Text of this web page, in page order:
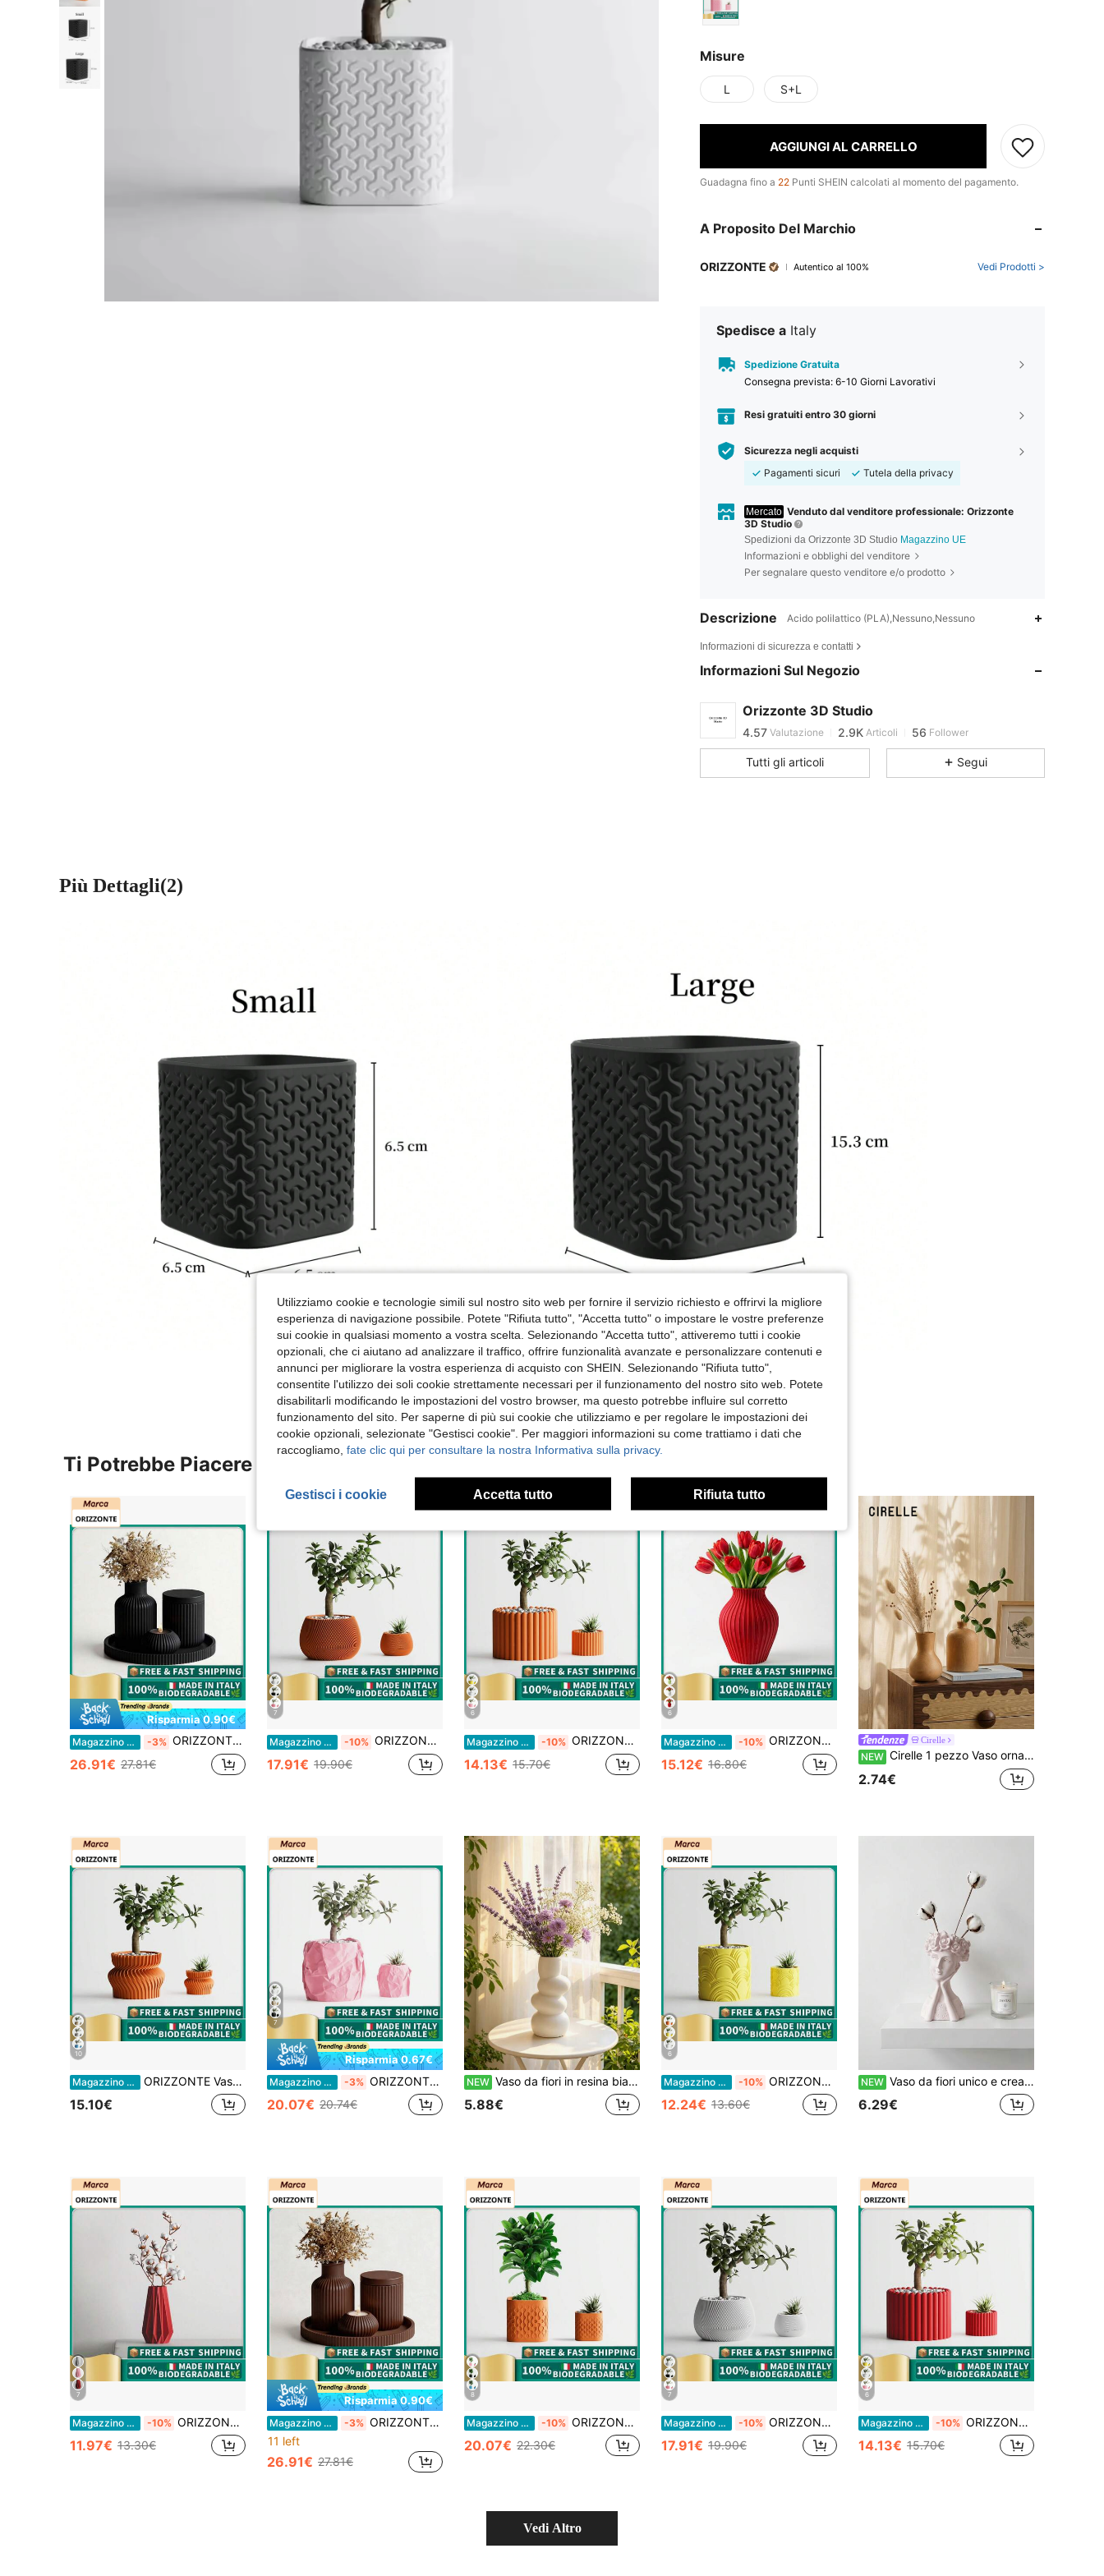
Misure
L S+L
AGGIUNGI AL CARRELLO
Guadagna fino a 22 Punti SHEIN calcolati al momento del pagamento.
A Proposito Del Marchio
ORIZZONTE Autentico al 100% Vedi Prodotti >
Spedisce a Italy
Spedizione Gratuita
Consegna prevista: 6-10 Giorni Lavorativi
Resi gratuiti entro 30 giorni
Sicurezza negli acquisti
Pagamenti sicuri
Tutela della privacy
Mercato Venduto dal venditore professionale: Orizzonte
3D Studio
Spedizioni da Orizzonte 3D Studio Magazzino UE
Informazioni e obblighi del venditore
Per segnalare questo venditore e/o prodotto
Descrizione Acido polilattico (PLA),Nessuno,Nessuno
Informazioni di sicurezza e contatti
Informazioni Sul Negozio
Orizzonte 3D Studio
4.57
2.9K
4.57 Valutazione 2.9K Articoli 56 Follower
4.57
4.57
2.9K
56
Tutti gli articoli Segui
Più Dettagli(2)
Ti Potrebbe Piacere
Risparmia 0.90€
Magazzino EU -3% ORIZZONTE Vaso, Contenitore con Coperchio, Porta Candela e Vassoio – 4 Pezzi – Set Decorativo Moderno con Texture Rigata Verticale – Design Minimal Architettonico per Casa/Ufficio – 100% Made in Italy, Spedizione dall'Italia
26.91€ 27.81€
7
Magazzino EU -10% ORIZZONTE Vaso decorativo moderno con texture a torsione unica– Design Geometrico per Piante, Cactus, Bonsai – Idea Regalo Casa/Ufficio – Disponibile in 2 Misure – 100% Made in Italy, Spedizione dall'Italia
17.91€ 19.90€
6
Magazzino EU -10% ORIZZONTE Vaso Decorativo Moderno con Texture a Canne Verticali – Texture a Staccionata Moderna – Design Creativo per Piante, Cactus, Bonsai – Idea Regalo Casa/Ufficio – Disponibile in 2 Misure – 100% Made in Italy, Spedizione dall'Italia
14.13€ 15.70€
6
Magazzino EU -10% ORIZZONTE Vaso Decorativo a Forma Ovoide con Texture Rigata Verticale – Design Classico Elegante per Fiori, Rami, Piante Artificial – Idea Regalo per Casa/Ufficio – 100% Made in Italy, Spedizione dall'Italia
15.12€ 16.80€
Cirelle
NEW Cirelle 1 pezzo Vaso ornamentale in stile vintage in legno massiccio, piccolo, per composizioni di fiori secchi, vaso non smaltato, decorazione per auto, decorazione per balcone, giocattolo, artigianato da scrivania per ufficio, può essere utilizzato come regalo ricordo
2.74€
10
Magazzino EU ORIZZONTE Vaso Decorativo Moderno con Struttura a Spirale Intrecciata – Design Minimal Dinamico per Piante, Cactus, Bonsai – Idea Regalo Casa/Ufficio – Disponibile in 2 Misure – 100% Made in Italy, Spedizione dall'Italia
15.10€
7
Risparmia 0.67€
Magazzino EU -3% ORIZZONTE Vaso Design Carta Stropicciata Rotondo – Vaso Decorativo Moderno per Piante, Succulente ed Erbe – Elegante e Artistico – Disponibile in 2 Misure – 100% Made in Italy
20.07€ 20.74€
NEW Vaso da fiori in resina bianca con bolle impilate, contenitore floreale dall'estetica moderna, decorazione, decorazione per la casa, decorazione per la scrivania, decorazione per l'ufficio, decorazione per la mensola, decorazione per il tavolo, decorazione da tavolo per camera da letto e soggiorno, adatto per fiori secchi & freschi, regalo ideale per il riscaldamento della casa
5.88€
6
Magazzino EU -10% ORIZZONTE Vaso decorativo con motivo nuvola moderna, Design specifico per piante verdi/cactus/bonsai ,Stile minimalista e creativo,Ideale per arredamento casa/ufficio e come regalo ,Disponibile in due dimensioni,100% Made in Italy, Spedizione dall'Italia
12.24€ 13.60€
NEW Vaso da fiori unico e creativo a forma di volto femminile, statua femminile estetica per fiori secchi, statua femminile con mani che sostengono il mento, decorazione per la casa in stile bohémien, vaso da scrivania creativo, vaso per consolle all'ingresso, regalo pensieroso per lei
6.29€
7
Magazzino EU -10% ORIZZONTE Vase Big Ribs Triangle – Scultura Geometrica Moderna, Arredo decorativo per interni, 14.1*14.1*25cm, 100% Made in Italy, Spedizione dall'Italia
11.97€ 13.30€
Risparmia 0.90€
Magazzino EU -3% ORIZZONTE Vaso, Contenitore con Coperchio, Porta Candela e Vassoio – 4 Pezzi – Set Decorativo Moderno con Texture Rigata Verticale – Design Minimal Architettonico per Casa/Ufficio – 100% Made in Italy, Spedizione dall'Italia
11 left
26.91€ 27.81€
8
Magazzino EU -10% ORIZZONTE Vaso Decorativo Moderno con Texture a Gocce Incise fluide – Design Minimal Creativo per Piante, Cactus, Bonsai – Idea Regalo Casa/Ufficio – Disponibile in 2 Misure – 100% Made in Italy, Spedizione dall'Italia
20.07€ 22.30€
7
Magazzino EU -10% ORIZZONTE Vaso decorativo moderno con texture a torsione unica– Design Geometrico per Piante, Cactus, Bonsai – Idea Regalo Casa/Ufficio – Disponibile in 2 Misure – 100% Made in Italy, Spedizione dall'Italia
17.91€ 19.90€
6
Magazzino EU -10% ORIZZONTE Vaso Decorativo Moderno con Texture a Canne Verticali – Texture a Staccionata Moderna – Design Creativo per Piante, Cactus, Bonsai – Idea Regalo Casa/Ufficio – Disponibile in 2 Misure – 100% Made in Italy, Spedizione dall'Italia
14.13€ 15.70€
Vedi Altro
Utilizziamo cookie e tecnologie simili sul nostro sito web per fornire il servizio richiesto e offrirvi la migliore
esperienza di navigazione possibile. Potete "Rifiuta tutto", "Accetta tutto" o impostare le vostre preferenze
sui cookie in qualsiasi momento a vostra scelta. Selezionando "Accetta tutto", attiveremo tutti i cookie
opzionali, che ci aiutano ad analizzare il traffico, offrire funzionalità avanzate e personalizzare contenuti e
annunci per migliorare la vostra esperienza di acquisto con SHEIN. Selezionando "Rifiuta tutto",
consentite l'utilizzo dei soli cookie strettamente necessari per il funzionamento del nostro sito web. Potete
disabilitarli modificando le impostazioni del vostro browser, ma questo potrebbe influire sul corretto
funzionamento del sito. Per saperne di più sui cookie che utilizziamo e per regolare le impostazioni dei
cookie opzionali, selezionate "Gestisci cookie". Per maggiori informazioni su come trattiamo i dati che
raccogliamo, fate clic qui per consultare la nostra Informativa sulla privacy.
Gestisci i cookie Accetta tutto Rifiuta tutto